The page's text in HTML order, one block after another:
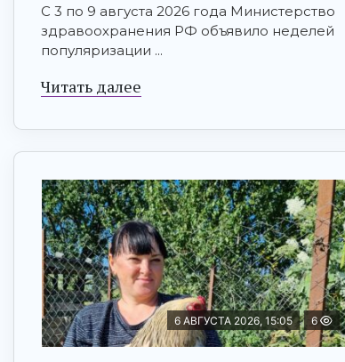
С 3 по 9 августа 2026 года Министерство
здравоохранения РФ объявило неделей
популяризации ...
Читать далее
6 АВГУСТА 2026, 15:05 6